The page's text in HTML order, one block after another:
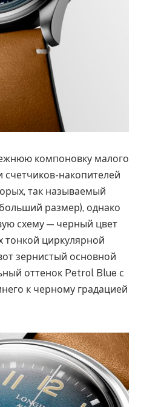
компоновку малого
счетчиков-накопителей
так называемый
размер), однако
схему — черный цвет
тонкой циркулярной
зернистый основной
оттенок Petrol Blue с
к черному градацией